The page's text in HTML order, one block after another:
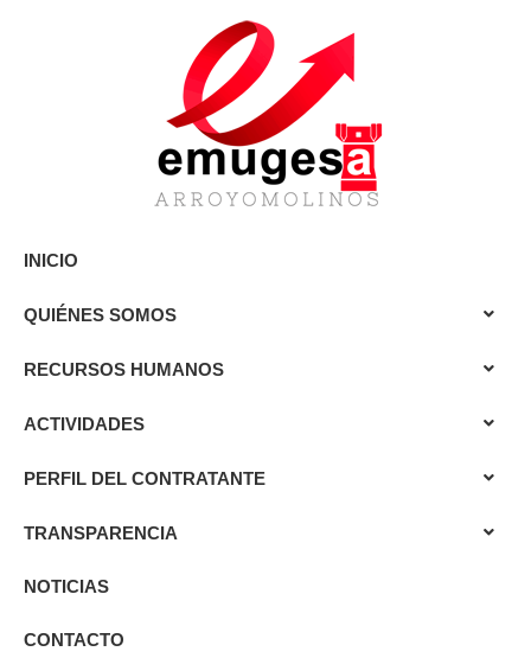
INICIO
QUIÉNES SOMOS
RECURSOS HUMANOS
ACTIVIDADES
PERFIL DEL CONTRATANTE
TRANSPARENCIA
NOTICIAS
CONTACTO